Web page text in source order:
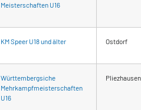
Meisterschaften U16
KM Speer U18 und älter Ostdorf
Württembergsiche
Mehrkampfmeisterschaften
U16
Pliezhausen